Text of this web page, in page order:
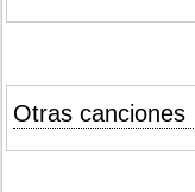
Otras canciones